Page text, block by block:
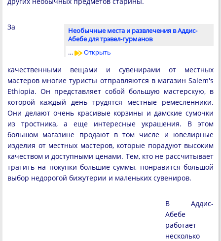
Необычные места и развлечения в Аддис-
Абебе для трэвел-гурманов
…
Открыть
За
качественными вещами и сувенирами от местных
мастеров многие туристы отправляются в магазин Salem's
Ethiopia. Он представляет собой большую мастерскую, в
которой каждый день трудятся местные ремесленники.
Они делают очень красивые корзины и дамские сумочки
из тростника, а еще интересные украшения. В этом
большом магазине продают в том числе и ювелирные
изделия от местных мастеров, которые порадуют высоким
качеством и доступными ценами. Тем, кто не рассчитывает
тратить на покупки большие суммы, понравится большой
выбор недорогой бижутерии и маленьких сувениров.
В Аддис-
Абебе
работает
несколько